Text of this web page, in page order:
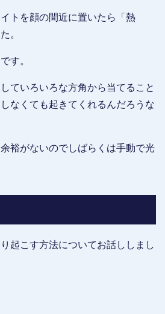
トを顔の間近に置いたら「熱
。
す。
ていろいろな方角から当てること
なくても起きてくれるんだろうな
裕がないのでしばらくは手動で光
起こす方法についてお話ししまし